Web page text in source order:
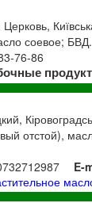
соевое; БВД.
76-86
отстой),
E-